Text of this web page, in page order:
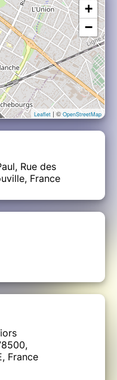
+
−
Leaflet | © OpenStreetMap
Rue des
France
France